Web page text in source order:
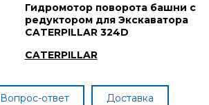
Гидромотор поворота башни с
редуктором для Экскаватора
CATERPILLAR 324D
CATERPILLAR
Вопрос-ответ Доставка